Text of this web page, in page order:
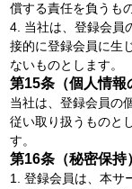
償する責任を負うも
4. 当社は、登録会員
接的に登録会員に生
ないものとします。
第15条（個人情報
当社は、登録会員の
従い取り扱うものと
す。
第16条（秘密保持
1. 登録会員は、本サ